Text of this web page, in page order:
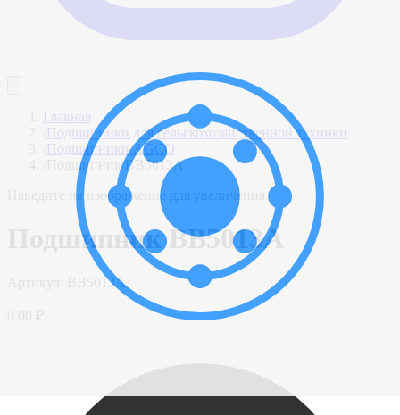
Главная
Подшипники для сельскохозяйственной техники
Подшипники AGCO
Подшипник BB5013A
Наведите на изображение для увеличения
Подшипник BB5013A
BB5013A